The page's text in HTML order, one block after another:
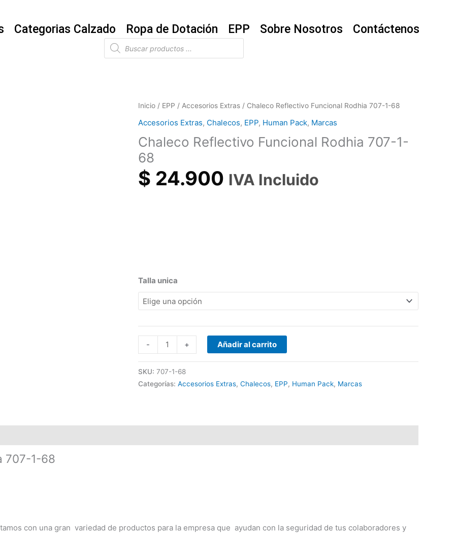
Categorias Calzado Ropa de Dotación EPP Sobre Nosotros Contáctenos
Búsqueda
de
productos
Inicio / EPP / Accesorios Extras / Chaleco Reflectivo Funcional Rodhia 707-1-68
Accesorios Extras, Chalecos, EPP, Human Pack, Marcas
Chaleco Reflectivo Funcional Rodhia 707-1-
68
$ 24.900 IVA Incluido
Talla unica
-
Chaleco
Reflectivo
Funcional
Rodhia
707-
1-
68
cantidad
+ Añadir al carrito
SKU: 707-1-68
Categorías: Accesorios Extras, Chalecos, EPP, Human Pack, Marcas
707-1-68
con una gran variedad de productos para la empresa que ayudan con la seguridad de tus colaboradores y